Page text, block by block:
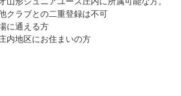
クラブとの二重登録は不可
に通える方
内地区にお住まいの方